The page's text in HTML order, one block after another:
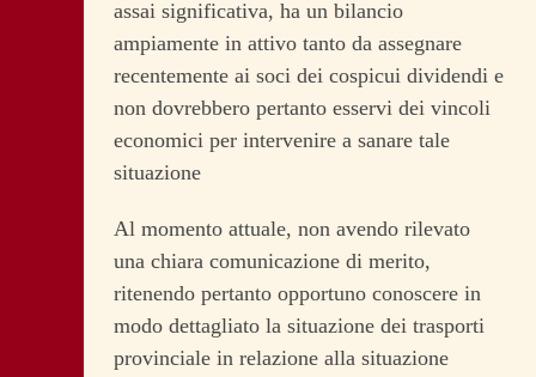
assai significativa, ha un bilancio
ampiamente in attivo tanto da assegnare
recentemente ai soci dei cospicui dividendi e
non dovrebbero pertanto esservi dei vincoli
economici per intervenire a sanare tale
situazione
Al momento attuale, non avendo rilevato
una chiara comunicazione di merito,
ritenendo pertanto opportuno conoscere in
modo dettagliato la situazione dei trasporti
provinciale in relazione alla situazione